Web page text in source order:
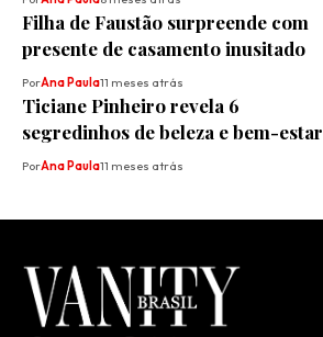
Filha de Faustão surpreende com
presente de casamento inusitado
PorAna Paula11 meses atrás
Ticiane Pinheiro revela 6
segredinhos de beleza e bem-estar
PorAna Paula11 meses atrás